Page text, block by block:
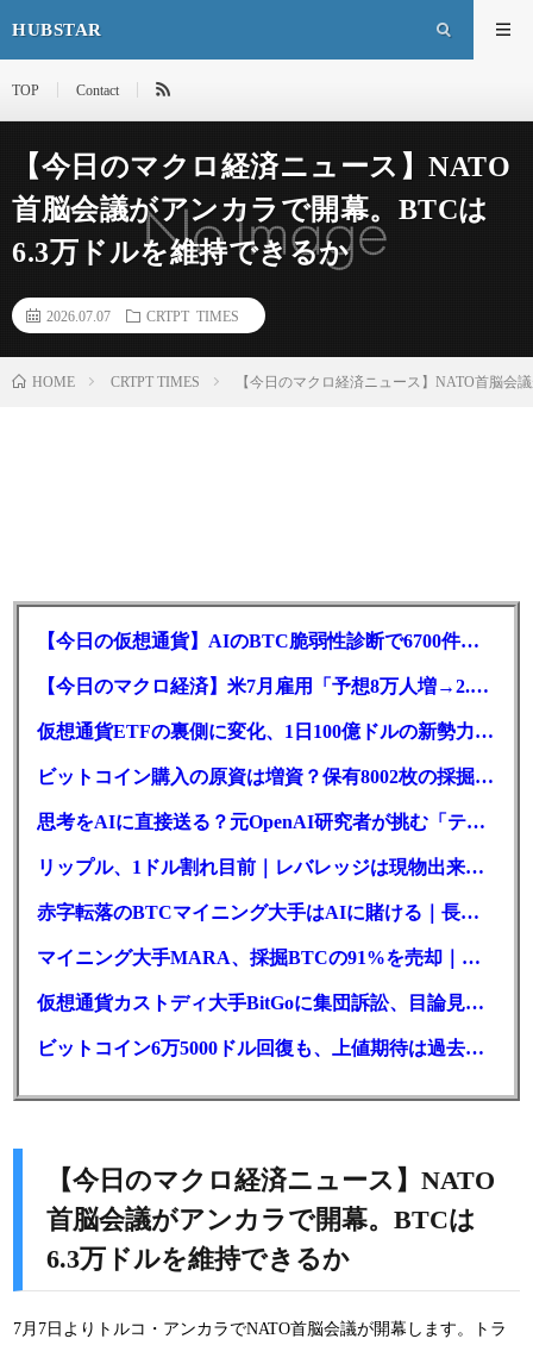
HUBSTAR
TOP Contact
【今日のマクロ経済ニュース】NATO
首脳会議がアンカラで開幕。BTCは
6.3万ドルを維持できるか
2026.07.07 CRTPT TIMES
HOME CRTPT TIMES 【今日のマクロ経済ニュース】NATO首脳会
【今日の仮想通貨】AIのBTC脆弱性診断で6700件の指摘。赤字マイニング企業はAIに賭ける
【今日のマクロ経済】米7月雇用「予想8万人増→2.3万人減」で利上げ観測後退
仮想通貨ETFの裏側に変化、1日100億ドルの新勢力がSEC登録
ビットコイン購入の原資は増資？保有8002枚の採掘企業の実態とは
思考をAIに直接送る？元OpenAI研究者が挑む「テレパシー」開発とは
リップル、1ドル割れ目前｜レバレッジは現物出来高の6倍超
赤字転落のBTCマイニング大手はAIに賭ける｜長期負債17.8億ドル
マイニング大手MARA、採掘BTCの91%を売却｜純損失6億ドル
仮想通貨カストディ大手BitGoに集団訴訟、目論見書が争点に
ビットコイン6万5000ドル回復も、上値期待は過去最低の23%
【今日のマクロ経済ニュース】NATO
首脳会議がアンカラで開幕。BTCは
6.3万ドルを維持できるか
7月7日よりトルコ・アンカラでNATO首脳会議が開幕します。トラ